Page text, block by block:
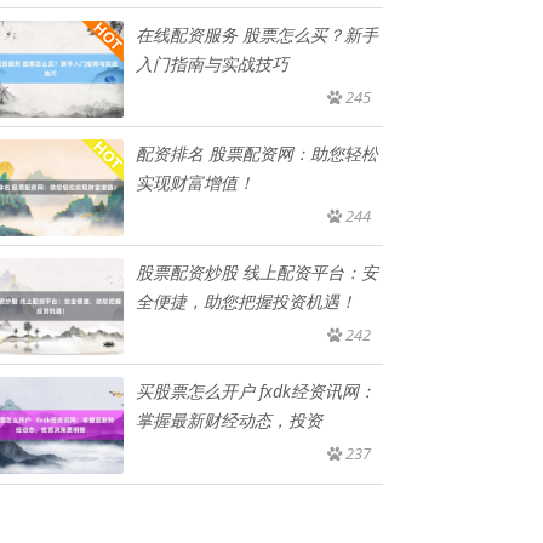
在线配资服务 股票怎么买？新手
入门指南与实战技巧
245
配资排名 股票配资网：助您轻松
实现财富增值！
244
股票配资炒股 线上配资平台：安
全便捷，助您把握投资机遇！
242
买股票怎么开户 fxdk经资讯网：
掌握最新财经动态，投资
237